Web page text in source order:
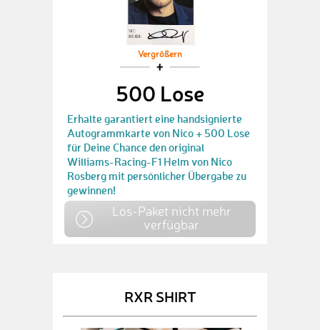
Vergrößern
500 Lose
Erhalte garantiert eine handsignierte
Autogrammkarte von Nico + 500 Lose
für Deine Chance den original
Williams-Racing-F1 Helm von Nico
Rosberg mit persönlicher Übergabe zu
gewinnen!
Los-Paket nicht mehr
verfügbar
RXR SHIRT